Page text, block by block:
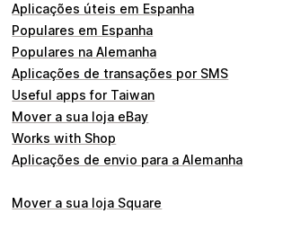
Aplicações úteis em Espanha
Populares em Espanha
Populares na Alemanha
Aplicações de transações por SMS
Useful apps for Taiwan
Mover a sua loja eBay
Works with Shop
Aplicações de envio para a Alemanha
Mover a sua loja Square